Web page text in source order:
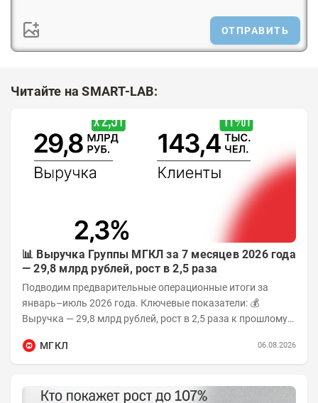
ОТПРАВИТЬ
Читайте на SMART-LAB:
📊 Выручка Группы МГКЛ за 7 месяцев 2026 года
— 29,8 млрд рублей, рост в 2,5 раза
Подводим предварительные операционные итоги за
январь–июль 2026 года. Ключевые показатели: 💰
Выручка — 29,8 млрд рублей, рост в 2,5 раза к прошлому
МГКЛ
06.08.2026